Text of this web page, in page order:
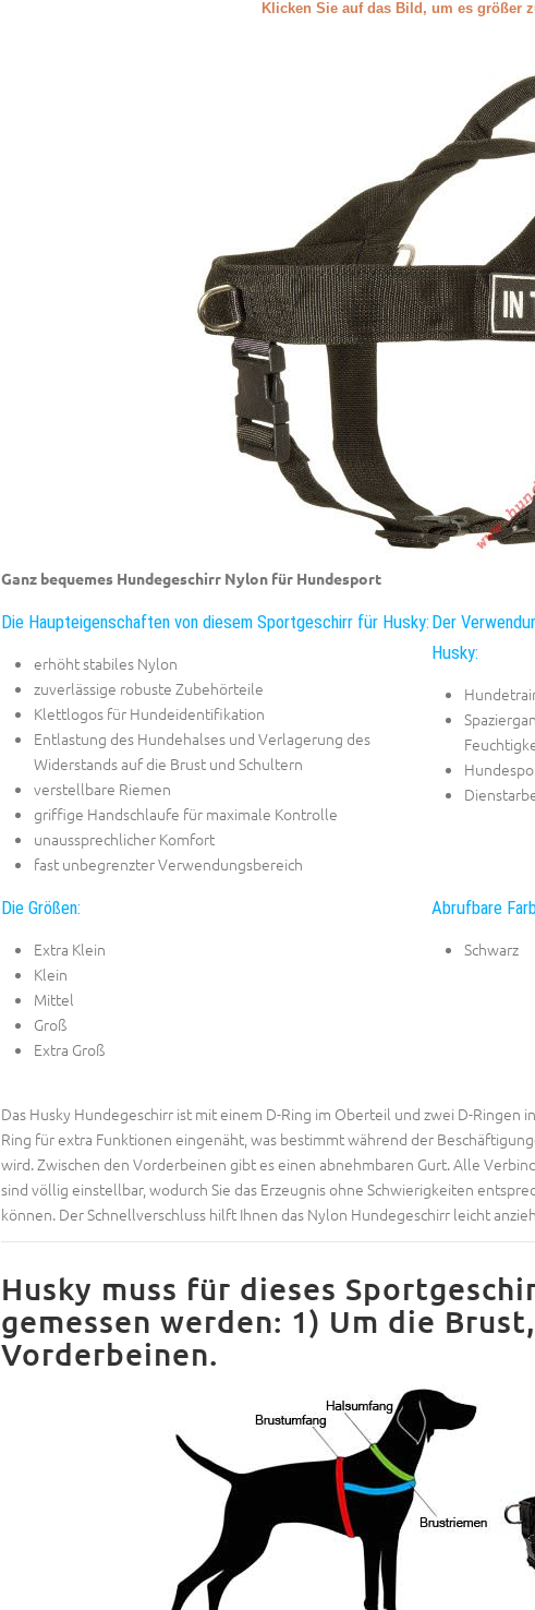
Klicken Sie auf das Bild, um es größer
Ganz bequemes Hundegeschirr Nylon für Hundesport
Die Haupteigenschaften von diesem Sportgeschirr für Husky:
erhöht stabiles Nylon
zuverlässige robuste Zubehörteile
Klettlogos für Hundeidentifikation
Entlastung des Hundehalses und Verlagerung des
Widerstands auf die Brust und Schultern
verstellbare Riemen
griffige Handschlaufe für maximale Kontrolle
unaussprechlicher Komfort
fast unbegrenzter Verwendungsbereich
Der
Husky:
Die Größen:
Extra Klein
Klein
Mittel
Groß
Extra Groß
Abrufbare
Schwarz
Das Husky Hundegeschirr ist mit einem D-Ring im Oberteil und zwei D-Ringen
Ring für extra Funktionen eingenäht, was bestimmt während der
wird. Zwischen den Vorderbeinen gibt es einen abnehmbaren Gurt. Alle
sind völlig einstellbar, wodurch Sie das Erzeugnis ohne Schwierigkeiten
können. Der Schnellverschluss hilft Ihnen das Nylon Hundegeschirr leicht
Husky muss für dieses
gemessen werden: 1) Um die
Vorderbeinen.